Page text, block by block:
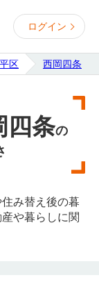
ログイン
区 西岡四条
四条の
み替え後の暮
や暮らしに関